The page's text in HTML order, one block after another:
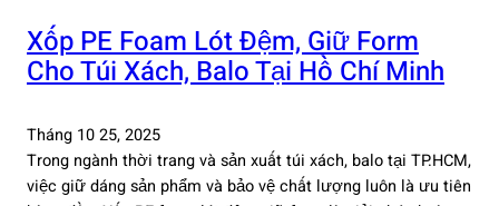
Xốp PE Foam Lót Đệm, Giữ Form
Cho Túi Xách, Balo Tại Hồ Chí Minh
Tháng 10 25, 2025
Trong ngành thời trang và sản xuất túi xách, balo tại TP.HCM,
việc giữ dáng sản phẩm và bảo vệ chất lượng luôn là ưu tiên